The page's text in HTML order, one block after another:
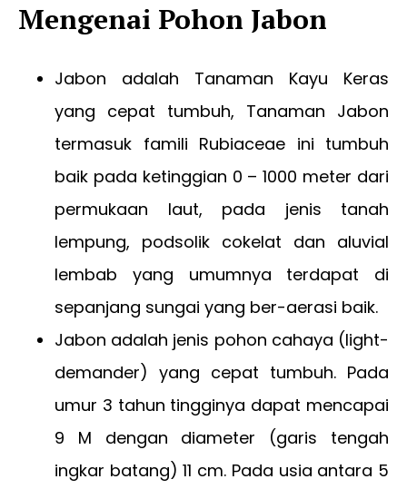
Mengenai Pohon Jabon
Jabon adalah Tanaman Kayu Keras
yang cepat tumbuh, Tanaman Jabon
termasuk famili Rubiaceae ini tumbuh
baik pada ketinggian 0 – 1000 meter dari
permukaan laut, pada jenis tanah
lempung, podsolik cokelat dan aluvial
lembab yang umumnya terdapat di
sepanjang sungai yang ber-aerasi baik.
Jabon adalah jenis pohon cahaya (light-
demander) yang cepat tumbuh. Pada
umur 3 tahun tingginya dapat mencapai
9 M dengan diameter (garis tengah
ingkar batang) 11 cm. Pada usia antara 5